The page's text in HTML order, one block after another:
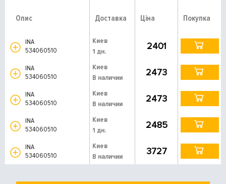
Опис Доставка Ціна Покупка
INA
534060510
Киев
1 дн.
2401
INA
534060510
Киев
В наличии
2473
INA
534060510
Киев
В наличии
2473
INA
534060510
Киев
1 дн.
2485
INA
534060510
Киев
В наличии
3727